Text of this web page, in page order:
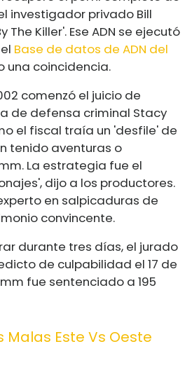
investigador privado Bill
The Killer'. Ese ADN se ejecutó
Base de datos de ADN del
una coincidencia.
comenzó el juicio de
de defensa criminal Stacy
el fiscal traía un 'desfile' de
tenido aventuras o
La estrategia fue el
dijo a los productores.
en salpicaduras de
convincente.
durante tres días, el jurado
de culpabilidad el 17 de
fue sentenciado a 195
Malas Este Vs Oeste